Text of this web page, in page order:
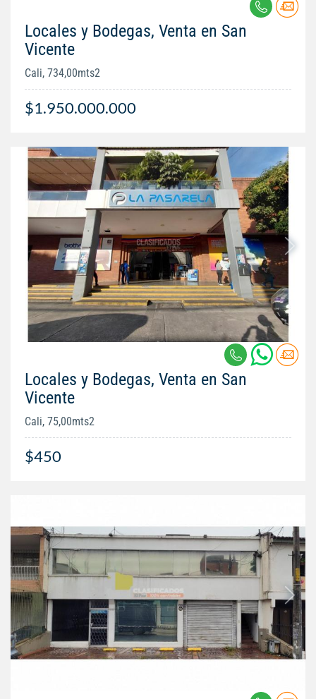
Locales y Bodegas, Venta en San
Vicente
Cali, 734,00mts2
$1.950.000.000
Locales y Bodegas, Venta en San
Vicente
Cali, 75,00mts2
$450